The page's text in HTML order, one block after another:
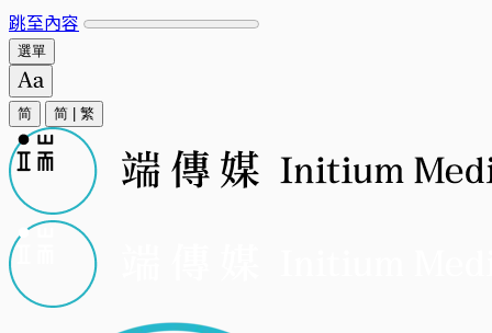
跳至內容
選單
简 简 繁